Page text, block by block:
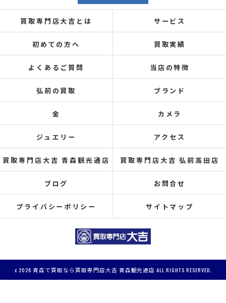
買取専門店大吉とは サービス
初めての方へ 買取実績
よくあるご質問 当店の特徴
弘前の買取 ブランド
金 カメラ
ジュエリー アクセス
買取専門店大吉 青森観光通店 買取専門店大吉 弘前高田店
ブログ お問合せ
プライバシーポリシー サイトマップ
c 2026 青森で買取なら買取専門店大吉 青森観光通店 ALL RIGHTS RESERVED.